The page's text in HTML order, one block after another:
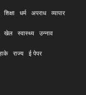
शिक्षा धर्म अपराध व्यापार
खेल स्वास्थ्य उन्नाव
राज्य ई पेपर